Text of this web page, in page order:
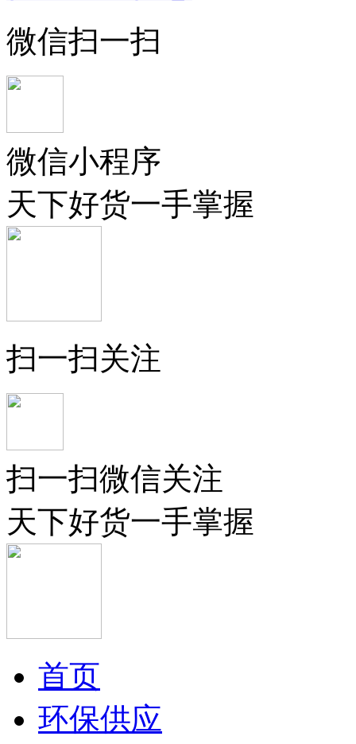
微信扫一扫
微信小程序
天下好货一手掌握
扫一扫关注
扫一扫微信关注
天下好货一手掌握
首页
环保供应